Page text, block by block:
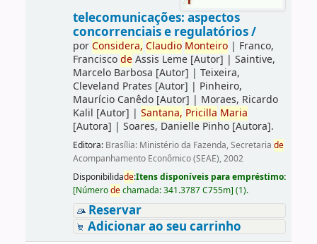
telecomunicações: aspectos
concorrenciais e regulatórios /
porConsidera, Claudio Monteiro| Franco,
FranciscodeAssis Leme[Autor] | Saintive,
Marcelo Barbosa [Autor] | Teixeira,
Cleveland Prates [Autor] | Pinheiro,
Maurício Canêdo[Autor] | Moraes, Ricardo
Kalil [Autor] | Santana, Pricilla Maria
[Autora] | Soares, Danielle Pinho[Autora].
Editora: Brasília: Ministério da Fazenda, Secretaria de
Acompanhamento Econômico (SEAE), 2002
Disponibilidade:Itens disponíveis para empréstimo:
[Númerodechamada:341.3787 C755m] (1).
Reservar
Adicionar ao seu carrinho